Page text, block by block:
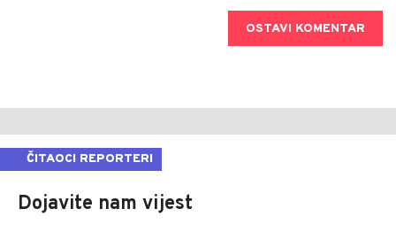
OSTAVI KOMENTAR
ČITAOCI REPORTERI
Dojavite nam vijest